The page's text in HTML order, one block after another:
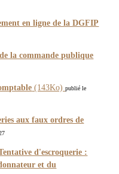
en ligne de la DGFIP
la commande publique
(143Ko)publié le
aux faux ordres de
d'escroquerie :
et du